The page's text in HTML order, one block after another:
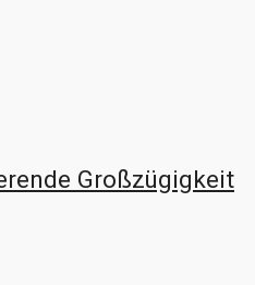
Großzügigkeit